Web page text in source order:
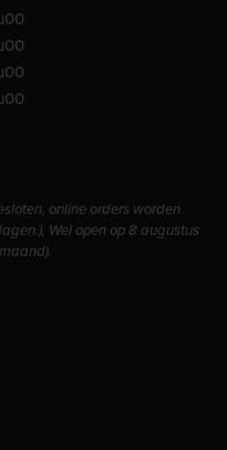
online orders worden
Wel open op 8 augustus